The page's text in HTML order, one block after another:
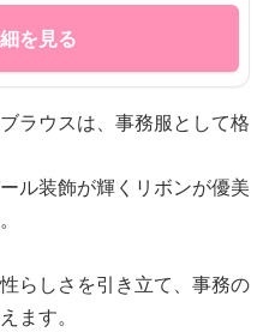
を見る
ラウスは、事務服として格
ル装飾が輝くリボンが優美
らしさを引き立て、事務の
ます。